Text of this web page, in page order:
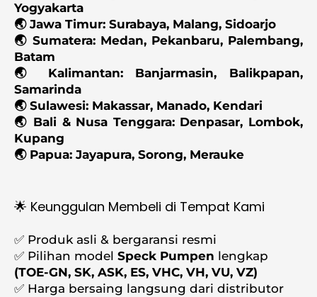
Yogyakarta
🌏 Jawa Timur: Surabaya, Malang, Sidoarjo
🌏 Sumatera: Medan, Pekanbaru, Palembang,
Batam
🌏 Kalimantan: Banjarmasin, Balikpapan,
Samarinda
🌏 Sulawesi: Makassar, Manado, Kendari
🌏 Bali & Nusa Tenggara: Denpasar, Lombok,
Kupang
🌏 Papua: Jayapura, Sorong, Merauke
🌟 Keunggulan Membeli di Tempat Kami
✅ Produk asli & bergaransi resmi
✅ Pilihan model Speck Pumpen lengkap
(TOE-GN, SK, ASK, ES, VHC, VH, VU, VZ)
✅ Harga bersaing langsung dari distributor